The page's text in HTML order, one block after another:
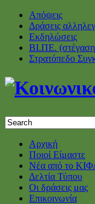
Απόψεις
Δράσεις
Εκδηλώσεις
ΒΙ.ΠΕ.
Στρατόπεδο
Αρχική
Ποιοί Είμαστε
Νέα από το
Δελτία Τύπου
Οι δράσεις μας
Επικοινωνία